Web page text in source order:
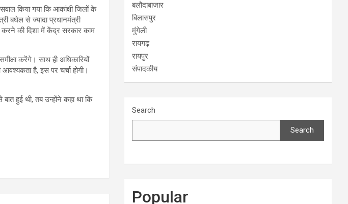
किया गया कि आकांक्षी जिलों के
बघेल से ज्यादा प्रधानमंत्री
करने की दिशा में केंद्र सरकार काम
करेंगे। साथ ही अधिकारियों
है, इस पर चर्चा होगी।
हुई थी, तब उन्होंने कहा था कि
बलौदाबाजार
बिलासपुर
मुंगेली
रायगढ़
रायपुर
संपादकीय
Search
Search
Popular